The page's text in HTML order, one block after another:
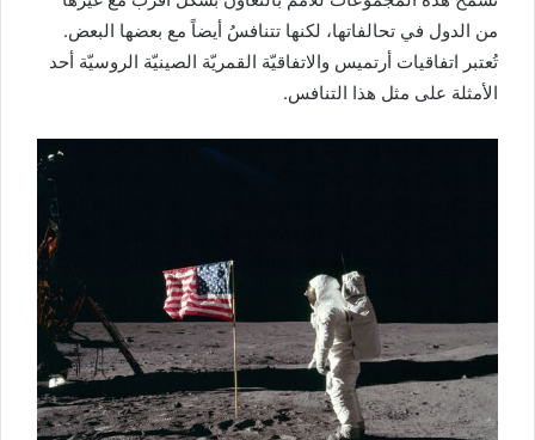
من الدول في تحالفاتها، لكنها تتنافسُ أيضاً مع بعضها البعض.
تُعتبر اتفاقيات أرتميس والاتفاقيّة القمريّة الصينيّة الروسيّة أحد
الأمثلة على مثل هذا التنافس.